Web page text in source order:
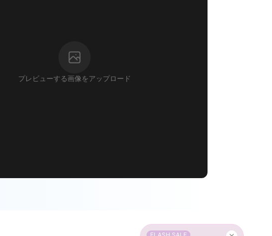
プレビューする画像をアップロード